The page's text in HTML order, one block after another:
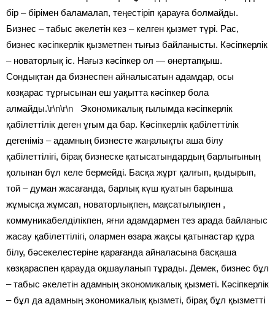
бір – бірімен баламалап, теңестіріп қарауға болмайды.
Бизнес – табыс әкелетін кез – келген қызмет түрі. Рас,
бизнес кәсіпкерлік қызметпен тығыз байланысты. Кәсіпкерлік
– новаторлық іс. Нағыз кәсіпкер ол — өнертапқыш.
Сондықтан да бизнеспен айналысатын адамдар, осы
көзқарас тұрғысынан еш уақытта кәсіпкер бола
алмайды.\r\n\r\n Экономикалық ғылымда кәсіпкерлік
қабілеттілік деген ұғым да бар. Кәсіпкерлік қабілеттілік
дегеніміз – адамның бизнесте жаңалықты аша білу
қабілеттілігі, бірақ бизнеске қатысатындардың барлығының
қолынан бұл келе бермейді. Басқа жұрт қалғып, қыдырып,
той – думан жасағанда, барлық күш қуатын барынша
жұмысқа жұмсап, новаторлықпен, мақсатылықпен ,
коммуникабелділікпен, яғни адамдармен тез арада байланыс
жасау қабілеттілігі, олармен өзара жақсы қатынастар құра
білу, бәсекелестеріне қарағанда айналасына басқаша
көзқараспен қарауда оқшауланып тұрады. Демек, бизнес бұл
– табыс әкелетін адамның экономикалық қызметі. Кәсіпкерлік
– бұл да адамның экономикалық қызметі, бірақ бұл қызметті